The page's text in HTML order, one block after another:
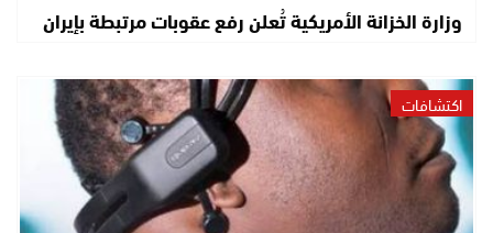
وزارة الخزانة الأمريكية تُعلن رفع عقوبات مرتبطة بإيران
اكتشافات